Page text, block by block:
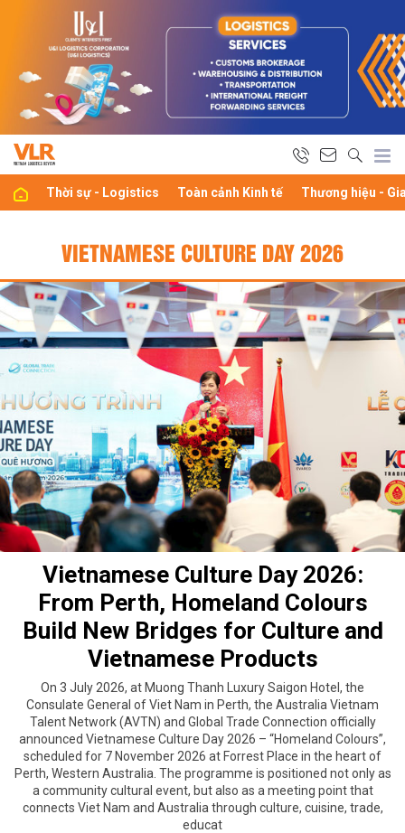
Thời sự - Logistics Toàn cảnh Kinh tế Thương hiệu -
VIETNAMESE CULTURE DAY 2026
Vietnamese Culture Day 2026:
From Perth, Homeland Colours
Build New Bridges for Culture and
Vietnamese Products
On 3 July 2026, at Muong Thanh Luxury Saigon Hotel, the
Consulate General of Viet Nam in Perth, the Australia Vietnam
Talent Network (AVTN) and Global Trade Connection officially
announced Vietnamese Culture Day 2026 – “Homeland Colours”,
scheduled for 7 November 2026 at Forrest Place in the heart of
Perth, Western Australia. The programme is positioned not only as
a community cultural event, but also as a meeting point that
connects Viet Nam and Australia through culture, cuisine, trade,
educat